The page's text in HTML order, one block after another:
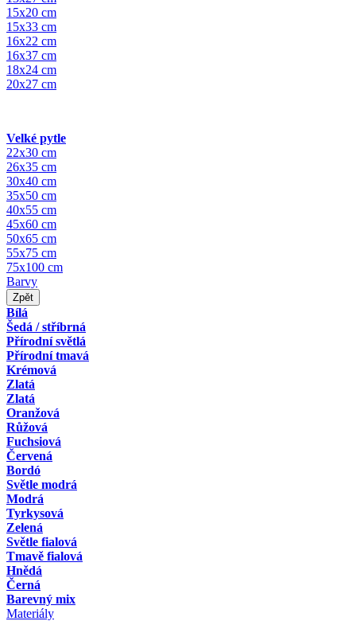
15x20 cm
15x33 cm
16x22 cm
16x37 cm
18x24 cm
20x27 cm
Velké pytle
22x30 cm
26x35 cm
30x40 cm
35x50 cm
40x55 cm
45x60 cm
50x65 cm
55x75 cm
75x100 cm
Barvy
Zpět
Bílá
Šedá / stříbrná
Přírodní světlá
Přírodní tmavá
Krémová
Zlatá
Zlatá
Oranžová
Růžová
Fuchsiová
Červená
Bordó
Světle modrá
Modrá
Tyrkysová
Zelená
Světle fialová
Tmavě fialová
Hnědá
Černá
Barevný mix
Materiály